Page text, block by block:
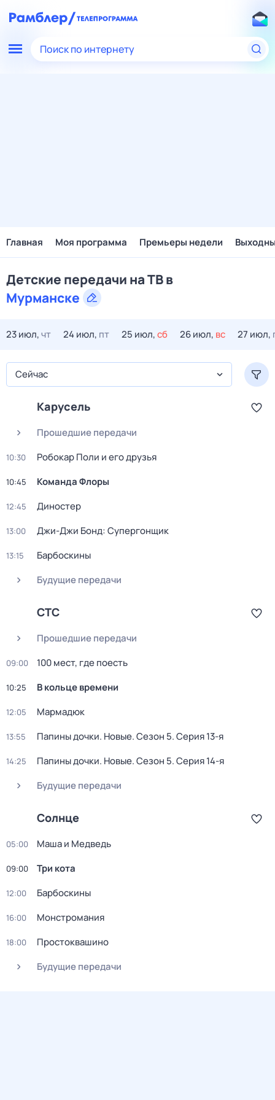
Поиск по интернету
Главная Моя программа Премьеры недели
Детские передачи на ТВ в
Мурманске
23 июл,чт 24 июл, пт 25 июл,сб 26 июл, вс 27 июл,
Сейчас
Карусель
Прошедшие передачи
10:30 Робокар Поли и его друзья
10:45 Команда Флоры
12:45 Диностер
13:00 Джи-Джи Бонд: Супергонщик
13:15
Барбоскины
Будущие передачи
СТС
Прошедшие передачи
09:00 100 мест, где поесть
10:25 В кольце времени
12:05 Мармадюк
13:55 Папины дочки. Новые. Сезон 5. Серия 13-я
14:25 Папины дочки. Новые. Сезон 5. Серия 14-я
Будущие передачи
Солнце
05:00 Маша и Медведь
09:00 Три кота
12:00 Барбоскины
16:00 Монстромания
18:00
Простоквашино
Будущие передачи